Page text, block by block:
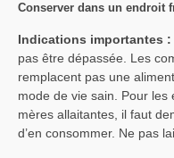
Conserver dans un endroit
Indications importantes :
pas être dépassée. Les
remplacent pas une
mode de vie sain. Pour
mères allaitantes, il faut
d’en consommer. Ne pas